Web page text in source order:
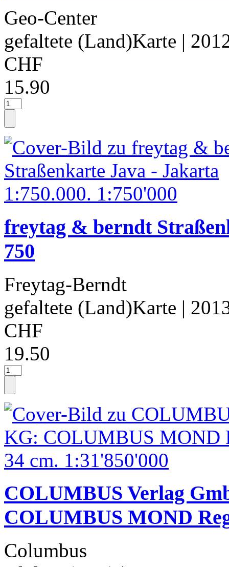
Geo-Center
gefaltete (Land)Karte |
CHF
15.90
freytag & berndt
750
Freytag-Berndt
gefaltete (Land)Karte |
CHF
19.50
COLUMBUS Verlag
COLUMBUS MOND
Columbus